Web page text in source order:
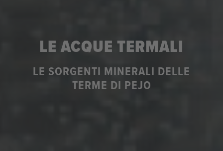
LE ACQUE TERMALI
LE SORGENTI MINERALI DELLE
TERME DI PEJO